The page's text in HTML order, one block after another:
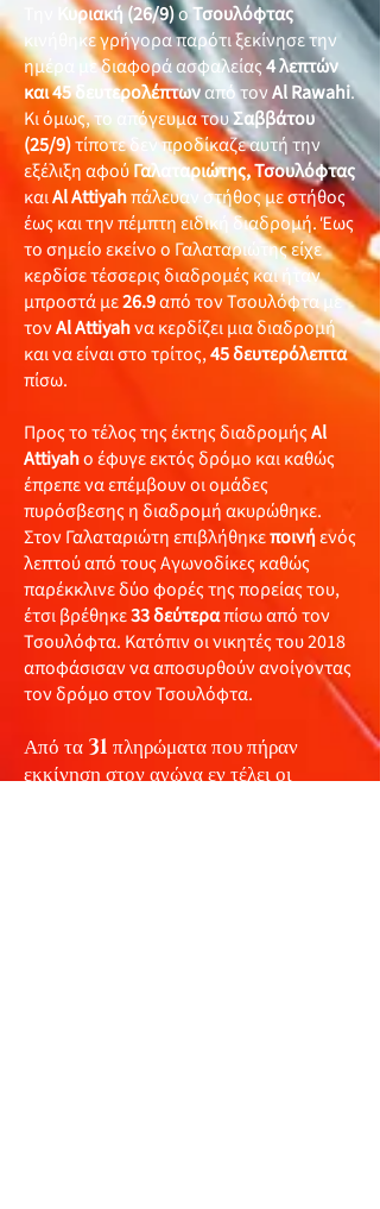
Κυριακή (26/9)οΤσουλόφτας
κινήθηκε γρήγορα παρότι ξεκίνησε την
ημέρα με διαφορά ασφαλείας4 λεπτών
και 45 δευτερολέπτωναπό τονAl Rawahi.
Κι όμως, το απόγευμα τουΣαββάτου
(25/9)τίποτε δεν προδίκαζε αυτή την
εξέλιξη αφούΓαλαταριώτης, Τσουλόφτας
καιAl Attiyahπάλευαν στήθος με στήθος
έως και την πέμπτη ειδική διαδρομή. Έως
το σημείο εκείνο ο Γαλαταριώτης είχε
κερδίσε τέσσερις διαδρομές και ήταν
μπροστά με26.9από τον Τσουλόφτα με
τονAl Attiyahνα κερδίζει μια διαδρομή
και να είναι στο τρίτος,45δευτερόλεπτα
πίσω.
Προς το τέλος της έκτης διαδρομήςAl
Attiyahο έφυγε εκτός δρόμο και καθώς
έπρεπε να επέμβουν οι ομάδες
πυρόσβεσης η διαδρομή ακυρώθηκε.
Στον Γαλαταριώτη επιβλήθηκεποινήενός
λεπτού από τους Αγωνοδίκες καθώς
παρέκκλινε δύο φορές της πορείας του,
έτσι βρέθηκε33 δεύτεραπίσω από τον
Τσουλόφτα. Κατόπιν οι νικητές του 2018
αποφάσισαν να αποσυρθούν ανοίγοντας
τον δρόμο στον Τσουλόφτα.
Από τα 31 πληρώματα που πήραν
εκκίνηση στον αγώνα εν τέλει οι